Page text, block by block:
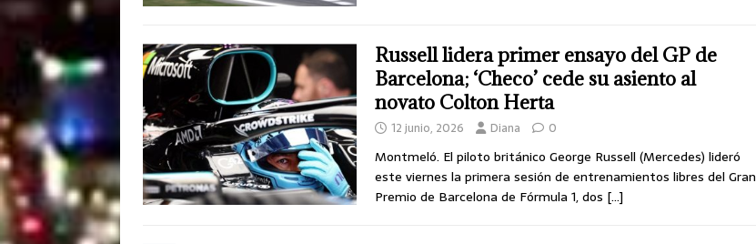
Russell lidera primer ensayo del GP de
Barcelona; ‘Checo’ cede su asiento al
novato Colton Herta
12 junio, 2026 Diana 0
Montmeló. El piloto británico George Russell (Mercedes) lideró
este viernes la primera sesión de entrenamientos libres del Gran
Premio de Barcelona de Fórmula 1, dos […]